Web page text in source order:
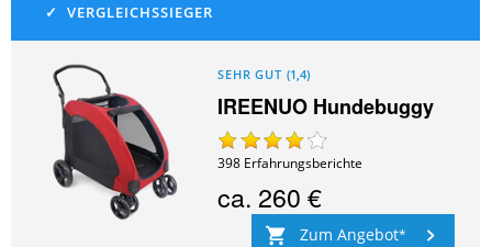
SEHR GUT (1,4)
IREENUO Hundebuggy
398 Erfahrungsberichte
ca. 260 €
Zum Angebot